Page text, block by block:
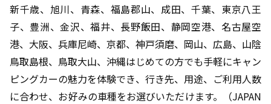
新千歳、旭川、青森、福島郡山、成田、千葉、東京八王
子、豊洲、金沢、福井、長野飯田、静岡空港、名古屋空
港、大阪、兵庫尼崎、京都、神戸須磨、岡山、広島、山陰
鳥取島根、鳥取大山、沖縄はじめての方でも手軽にキャン
ピングカーの魅力を体験でき、行き先、用途、ご利用人数
に合わせ、お好みの車種をお選びいただけます。（JAPAN